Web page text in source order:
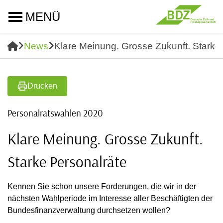
MENÜ
News Klare Meinung. Grosse Zukunft.
Drucken
Personalratswahlen 2020
Klare Meinung. Grosse Zukunft.
Starke Personalräte
Kennen Sie schon unsere Forderungen, die wir in der
nächsten Wahlperiode im Interesse aller Beschäftigten der
Bundesfinanzverwaltung durchsetzen wollen?